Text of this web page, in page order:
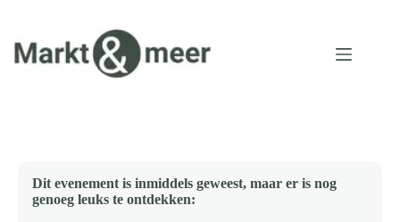
inhoud
Dit evenement is inmiddels geweest, maar er is nog
genoeg leuks te ontdekken: